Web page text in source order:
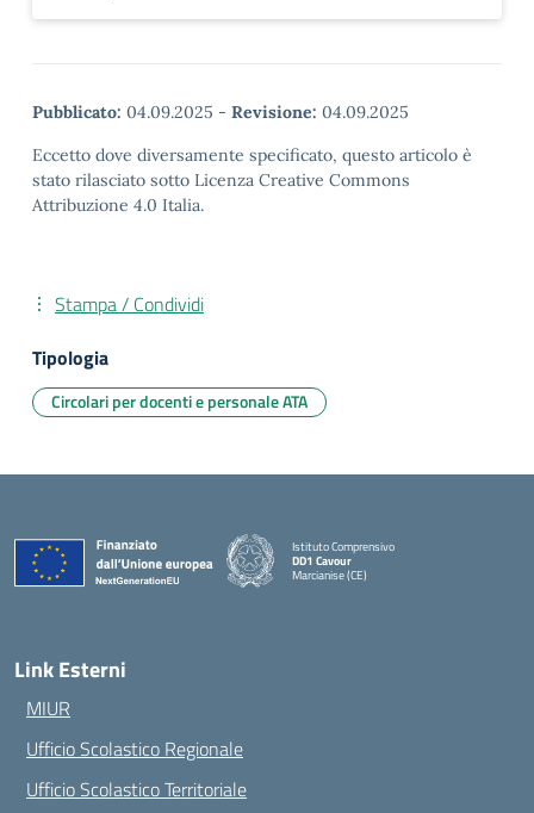
Pubblicato: 04.09.2025 - Revisione: 04.09.2025
Eccetto dove diversamente specificato, questo articolo è
stato rilasciato sotto Licenza Creative Commons
Attribuzione 4.0 Italia.
Stampa / Condividi
Tipologia
Circolari per docenti e personale ATA
Istituto Comprensivo
DD1 Cavour
Marcianise (CE)
Link Esterni
MIUR
Ufficio Scolastico Regionale
Ufficio Scolastico Territoriale